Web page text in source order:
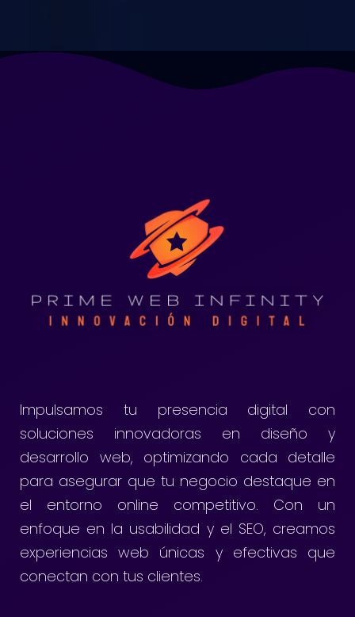
Impulsamos tu presencia digital con
soluciones innovadoras en diseño y
desarrollo web, optimizando cada detalle
para asegurar que tu negocio destaque en
el entorno online competitivo. Con un
enfoque en la usabilidad y el SEO, creamos
experiencias web únicas y efectivas que
conectan con tus clientes.